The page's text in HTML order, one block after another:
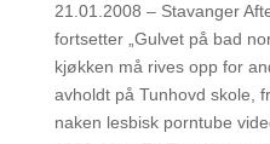
21.01.2008 – Stavanger
fortsetter „Gulvet på bad
kjøkken må rives opp for
avholdt på Tunhovd skole,
naken lesbisk porntube